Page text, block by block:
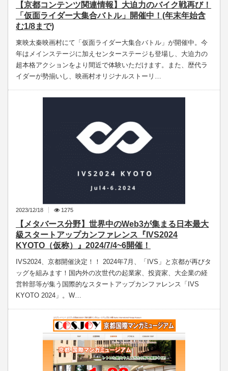
【京都コンテンツ関連情報】大迫力のバイク戦再び！
「仮面ライダー大集合バトル」開催中！(年末年始含
む1/8まで)
東映太秦映画村にて「仮面ライダー大集合バトル」が開催中。今
年はメインステージに加えセンターステージも登場し、大迫力の
超本格アクションをより間近で体験いただけます。また、歴代ラ
イダーが勢揃いし、映画村オリジナルストーリ…
2023/12/18 1275
【メタバース分野】世界中のWeb3が集まる日本最大
級スタートアップカンファレンス『IVS2024
KYOTO（仮称）』2024/7/4~6開催！
IVS2024、京都開催決定！！ 2024年7月、「IVS」と京都が再びタ
ッグを組みます！国内外の次世代の起業家、投資家、大企業の経
営幹部等が集う国際的なスタートアップカンファレンス「IVS
KYOTO 2024」。W…